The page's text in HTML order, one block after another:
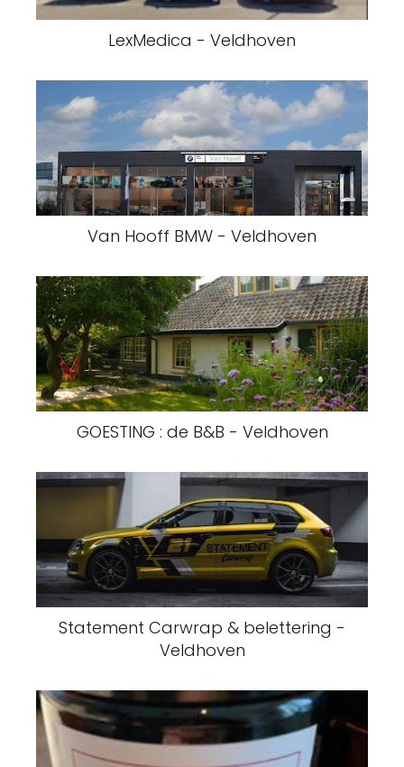
LexMedica - Veldhoven
Van Hooff BMW - Veldhoven
GOESTING : de B&B - Veldhoven
Statement Carwrap & belettering -
Veldhoven